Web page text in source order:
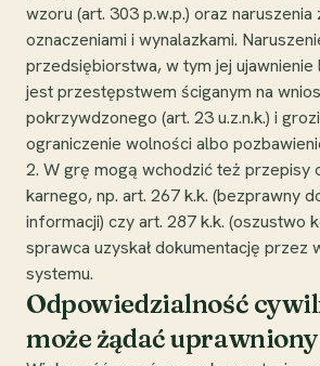
wzoru (art. 303 p.w.p.) oraz naruszenia
oznaczeniami i wynalazkami.
przedsiębiorstwa, w tym jej
jest przestępstwem ściganym na
pokrzywdzonego (art. 23 u.z.n.k.) i
ograniczenie wolności albo
2. W grę mogą wchodzić też przepisy
karnego, np. art. 267 k.k. (bezprawny
informacji) czy art. 287 k.k. (oszustwo
sprawca uzyskał dokumentację przez
systemu.
Odpowiedzialność
może żądać uprawniony